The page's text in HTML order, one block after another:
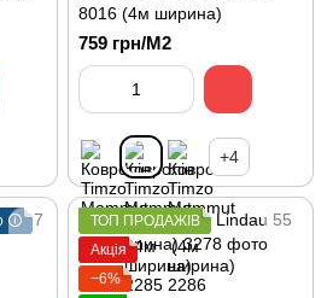
8016 (4м ширина)
759 грн/М2
+4
🛈
ТОП ПРОДАЖІВ
Акція
−6%